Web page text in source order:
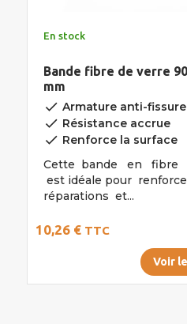
En stock
Bande fibre de verre
mm
done Armature anti-fissure
done Résistance accrue
done Renforce la surface
Cette bande en fibre
est idéale pour
réparations et...
10,26 € TTC
Voir